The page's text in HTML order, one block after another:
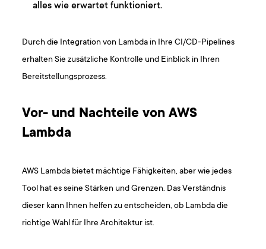
alles wie erwartet funktioniert.
Durch die Integration von Lambda in Ihre CI/CD-Pipelines
erhalten Sie zusätzliche Kontrolle und Einblick in Ihren
Bereitstellungsprozess.
Vor- und Nachteile von AWS
Lambda
AWS Lambda bietet mächtige Fähigkeiten, aber wie jedes
Tool hat es seine Stärken und Grenzen. Das Verständnis
dieser kann Ihnen helfen zu entscheiden, ob Lambda die
richtige Wahl für Ihre Architektur ist.